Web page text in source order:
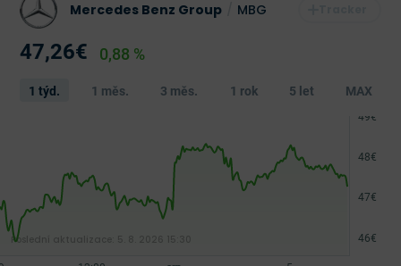
Mercedes Benz Group MBG
47,26€ 0,88 %
1 týd. 1 měs. 3 měs. 1 rok 5 let MAX
Poslední aktualizace: